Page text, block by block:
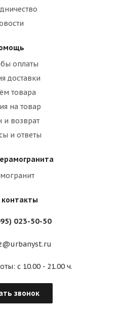
оплаты
доставки
товара
на товар
и возврат
и ответы
023-50-50
с 10.00 - 21.00 ч.
звонок